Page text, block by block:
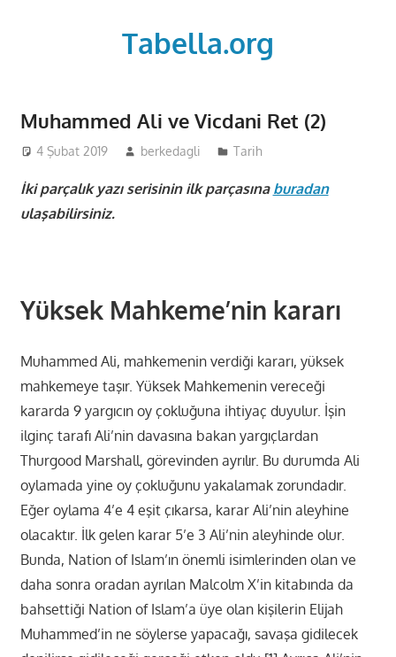
Tabella.org
Muhammed Ali ve Vicdani Ret (2)
4 Şubat 2019 berkedagli Tarih
İki parçalık yazı serisinin ilk parçasına buradan
ulaşabilirsiniz.
Yüksek Mahkeme’nin kararı
Muhammed Ali, mahkemenin verdiği kararı, yüksek
mahkemeye taşır. Yüksek Mahkemenin vereceği
kararda 9 yargıcın oy çokluğuna ihtiyaç duyulur. İşin
ilginç tarafı Ali’nin davasına bakan yargıçlardan
Thurgood Marshall, görevinden ayrılır. Bu durumda Ali
oylamada yine oy çokluğunu yakalamak zorundadır.
Eğer oylama 4’e 4 eşit çıkarsa, karar Ali’nin aleyhine
olacaktır. İlk gelen karar 5’e 3 Ali’nin aleyhinde olur.
Bunda, Nation of Islam’ın önemli isimlerinden olan ve
daha sonra oradan ayrılan Malcolm X’in kitabında da
bahsettiği Nation of Islam’a üye olan kişilerin Elijah
Muhammed’in ne söylerse yapacağı, savaşa gidilecek